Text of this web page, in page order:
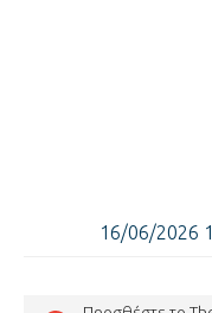
16/06/2026